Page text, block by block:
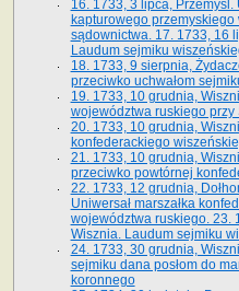
16. 1733, 3 lipca, Przemyśl.
kapturowego przemyskiego
sądownictwa. 17. 1733, 16
Laudum sejmiku
18. 1733, 9 sierpnia,
przeciwko uchwałom
19. 1733, 10 grudnia,
województwa ruskiego przy
20. 1733, 10 grudnia,
konfederackiego
21. 1733, 10 grudnia,
przeciwko powtórnej
22. 1733, 12 grudnia,
Uniwersał marszałka
województwa ruskiego. 23.
Wisznia. Laudum sejmiku
24. 1733, 30 grudnia,
sejmiku dana posłom do
koronnego